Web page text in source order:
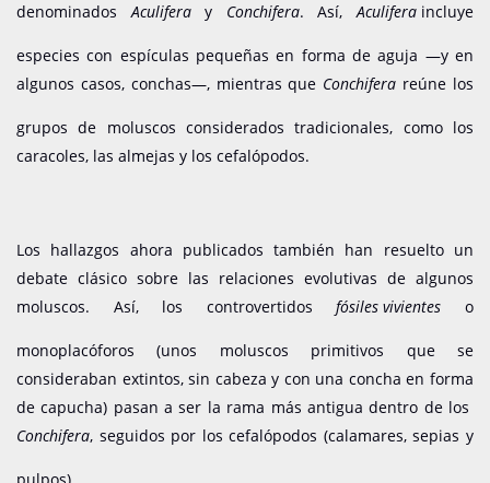
denominados
Aculifera y Conchifera. Así, Aculifera incluye
especies con espículas pequeñas en forma de aguja —y en
algunos casos, conchas—, mientras que Conchifera reúne los
grupos de moluscos considerados tradicionales, como los
caracoles, las almejas y los cefalópodos.
Los hallazgos ahora publicados también han resuelto un
debate clásico sobre las relaciones evolutivas de algunos
moluscos. Así, los controvertidos
fósiles vivientes o
monoplacóforos (unos moluscos primitivos que se
consideraban extintos, sin cabeza y con una concha en forma
de capucha) pasan a ser la rama más antigua dentro de los
Conchifera, seguidos por los cefalópodos (calamares, sepias y